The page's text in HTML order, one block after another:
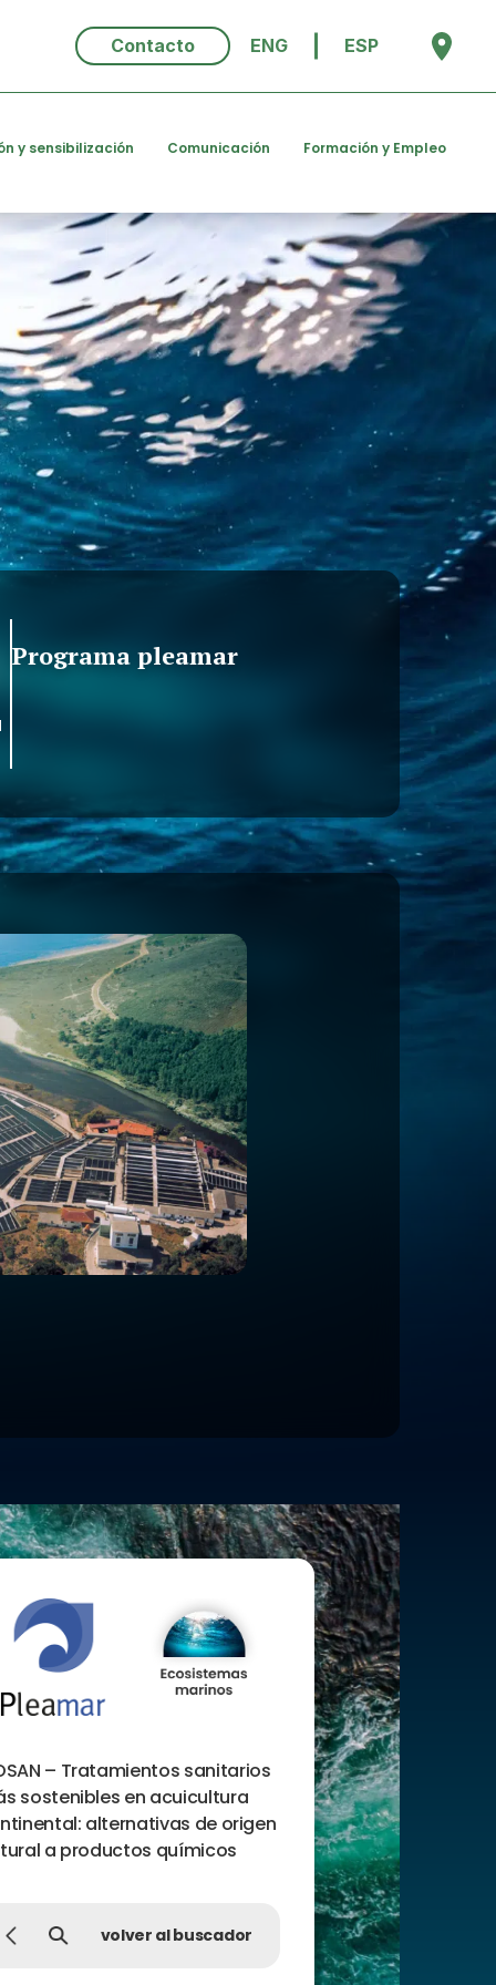
Contacto ENG ESP
y sensibilización Comunicación Formación y Empleo
Programa pleamar
– Tratamientos sanitarios
sostenibles en acuicultura
alternativas de origen
a productos químicos
volver al buscador